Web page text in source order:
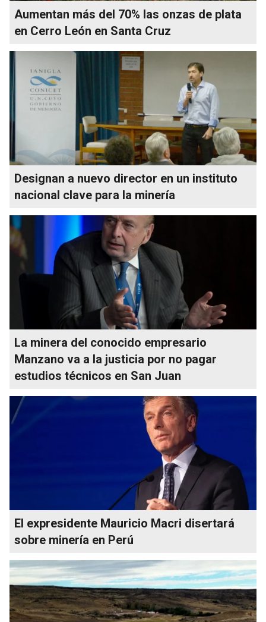
Aumentan más del 70% las onzas de plata
en Cerro León en Santa Cruz
Designan a nuevo director en un instituto
nacional clave para la minería
La minera del conocido empresario
Manzano va a la justicia por no pagar
estudios técnicos en San Juan
El expresidente Mauricio Macri disertará
sobre minería en Perú